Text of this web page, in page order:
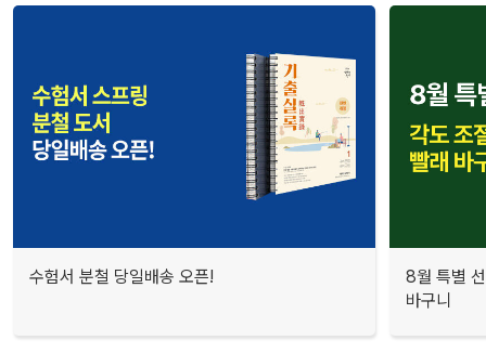
수험서 분철 당일배송 오픈!
8월 특별
바구니